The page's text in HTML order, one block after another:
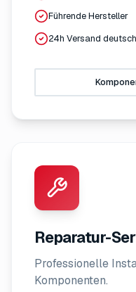
Führende Hersteller
24h Versand
Reparatur-
Professionelle
Komponenten.